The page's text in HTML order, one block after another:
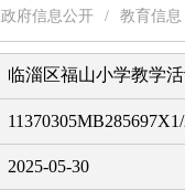
政府信息公开 / 教育信息
临淄区福山小学教学
2025-05-30